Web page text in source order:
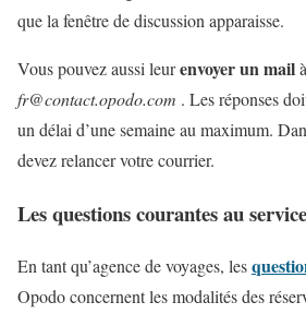
que la fenêtre de discussion apparaisse.
Vous pouvez aussi leurenvoyer un mailà
fr@contact.opodo.com . Les réponses
un délai d’une semaine au maximum.
devez relancer votre courrier.
Les questions courantes au
En tant qu’agence de voyages, les
Opodo concernent les modalités des